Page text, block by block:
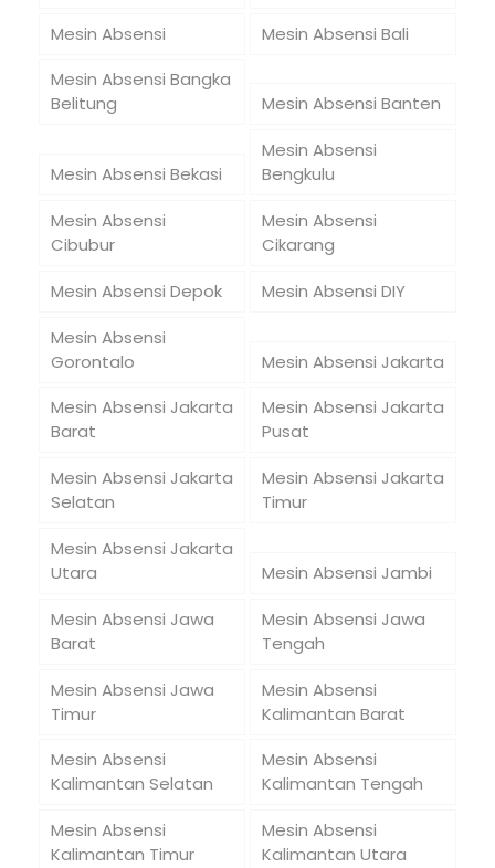
Mesin Absensi
Mesin Absensi Bali
Mesin Absensi Bangka
Belitung
Mesin Absensi Banten
Mesin Absensi Bekasi
Mesin Absensi
Bengkulu
Mesin Absensi
Cibubur
Mesin Absensi
Cikarang
Mesin Absensi Depok
Mesin Absensi DIY
Mesin Absensi
Gorontalo
Mesin Absensi Jakarta
Mesin Absensi Jakarta
Barat
Mesin Absensi Jakarta
Pusat
Mesin Absensi Jakarta
Selatan
Mesin Absensi Jakarta
Timur
Mesin Absensi Jakarta
Utara
Mesin Absensi Jambi
Mesin Absensi Jawa
Barat
Mesin Absensi Jawa
Tengah
Mesin Absensi Jawa
Timur
Mesin Absensi
Kalimantan Barat
Mesin Absensi
Kalimantan Selatan
Mesin Absensi
Kalimantan Tengah
Mesin Absensi
Kalimantan Timur
Mesin Absensi
Kalimantan Utara